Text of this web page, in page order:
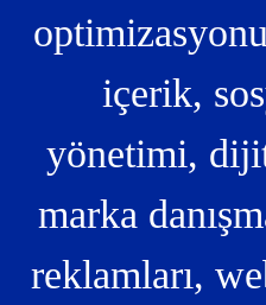
içerik,
yönetimi,
marka
reklamları,